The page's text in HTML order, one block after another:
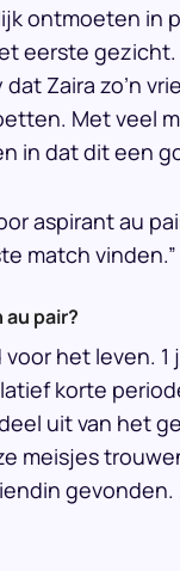
ontmoeten in
eerste
Zaira zo’n
Met veel
in dat dit een
aspirant au
match vinden.”
pair?
voor het leven.
korte
uit van het
meisjes